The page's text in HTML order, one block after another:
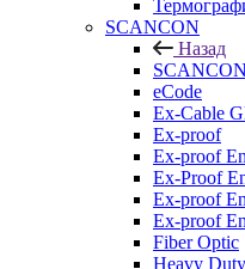
SCANCON
Назад
SCANCON
eCode
Ex-Cable
Ex-proof
Ex-proof
Ex-Proof
Ex-proof
Ex-proof
Fiber Optic
Heavy